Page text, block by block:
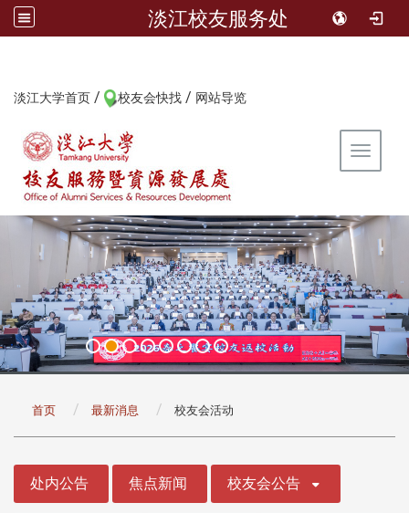
淡江校友服务处
淡江大学首页 / 校友会快找 / 网站导览
Toggle
首页 最新消息 校友会活动
处内公告 焦点新闻 校友会公告